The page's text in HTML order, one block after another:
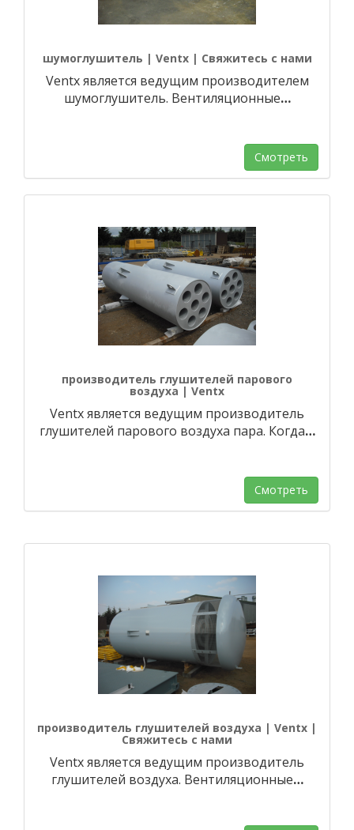
шумоглушитель | Ventx | Свяжитесь с нами
Ventx является ведущим производителем
шумоглушитель. Вентиляционные…
Смотреть
производитель глушителей парового
воздуха | Ventx
Ventx является ведущим производитель
глушителей парового воздуха пара. Когда…
Смотреть
производитель глушителей воздуха | Ventx |
Свяжитесь с нами
Ventx является ведущим производитель
глушителей воздуха. Вентиляционные…